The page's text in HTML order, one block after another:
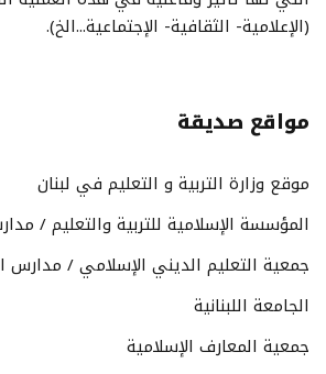
(الإعلامية- الثقافية- الإجتماعية...الخ).
مواقع صديقة
موقع وزارة التربية و التعليم في لبنان
المؤسسة الإسلامية للتربية والتعليم /
جمعية التعليم الديني الإسلامي /
الجامعة اللبنانية
جمعية المعارف الإسلامية